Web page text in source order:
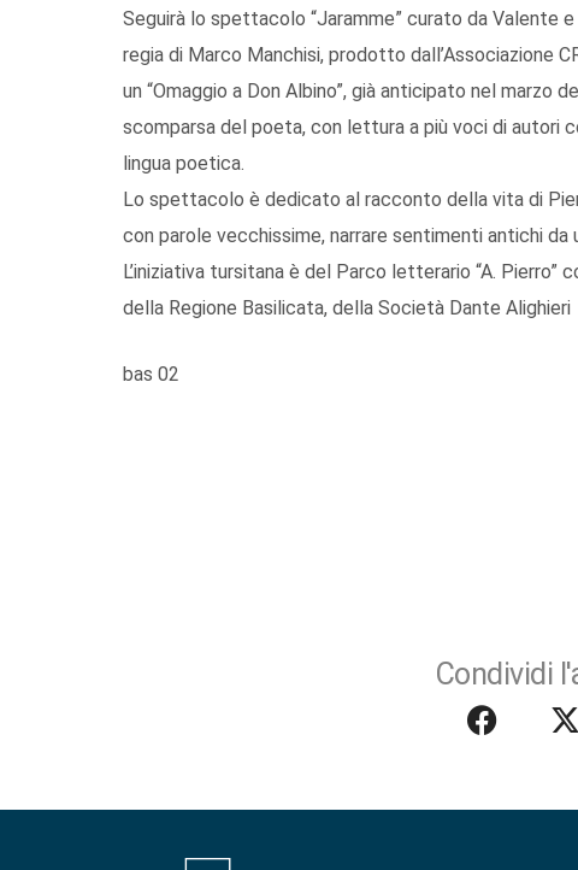
Seguirà lo spettacolo “Jaramme” curato da Valente
regia di Marco Manchisi, prodotto dall’Associazione
un “Omaggio a Don Albino”, già anticipato nel marzo
scomparsa del poeta, con lettura a più voci di autori
lingua poetica.
Lo spettacolo è dedicato al racconto della vita di
con parole vecchissime, narrare sentimenti antichi da
L’iniziativa tursitana è del Parco letterario “A. Pierro”
della Regione Basilicata, della Società Dante Alighieri
bas 02
Condividi